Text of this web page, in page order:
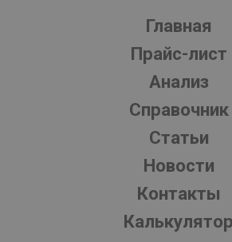
Главная
Прайс-лист
Анализ
Справочник
Статьи
Новости
Контакты
Калькулятор